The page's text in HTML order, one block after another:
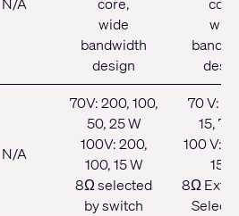
wide
bandwidth
design
wide
N/A
70V: 200, 100,
50, 25 W
100V: 200,
100, 15 W
8Ω selected
by switch
70 V:
15,
100 V:
15 W
8Ω